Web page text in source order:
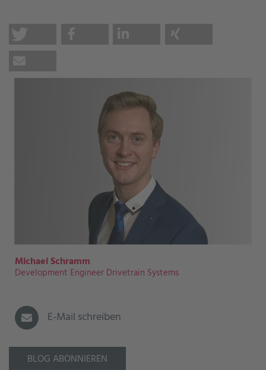
Michael Schramm
Development Engineer Drivetrain Systems
E-Mail schreiben
BLOG ABONNIEREN